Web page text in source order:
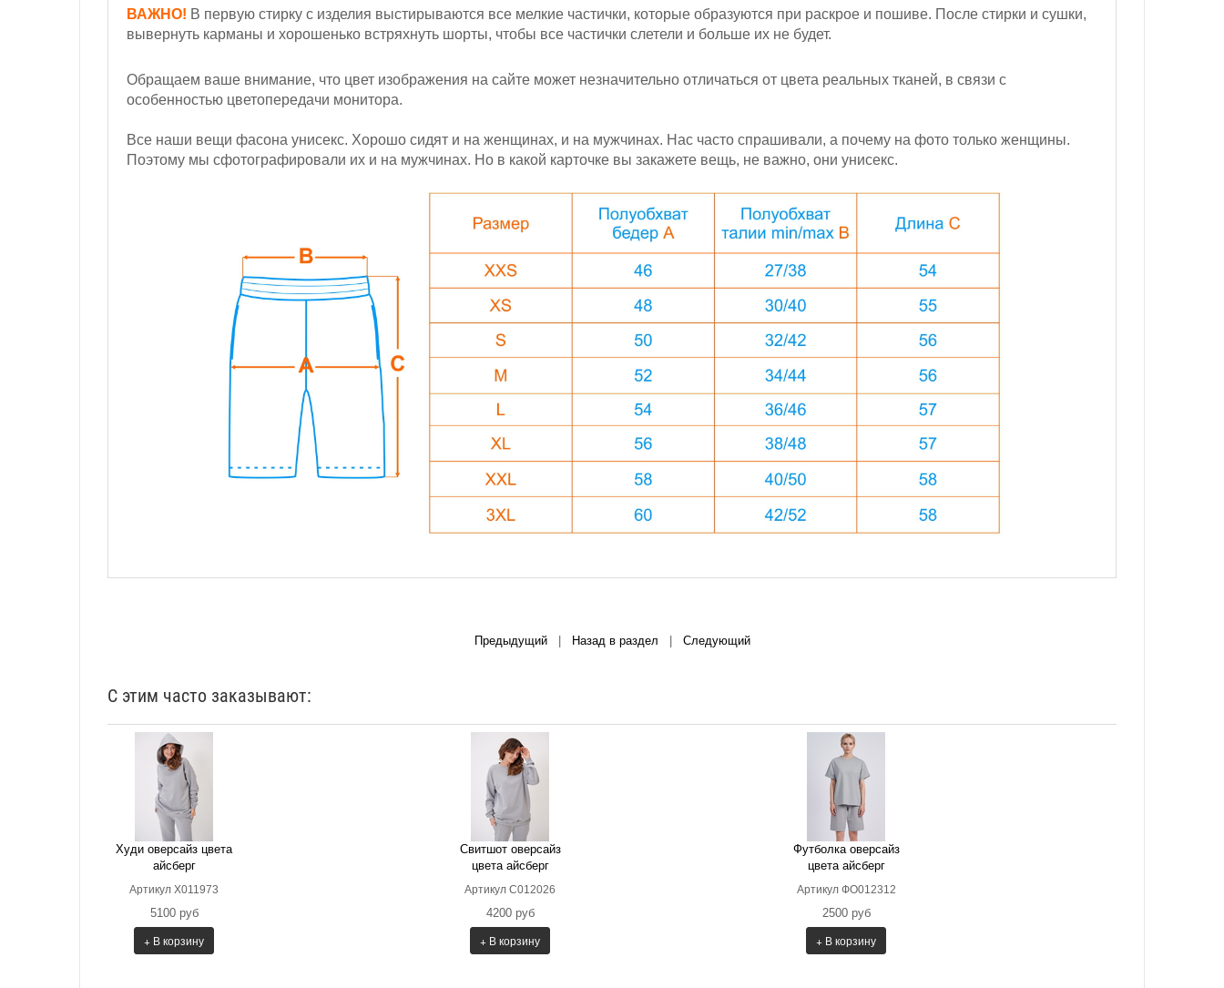
ВАЖНО! В первую стирку с изделия выстирываются все мелкие частички, которые образуются при раскрое и пошиве. После стирки и сушки,
вывернуть карманы и хорошенько встряхнуть шорты, чтобы все частички слетели и больше их не будет.
Обращаем ваше внимание, что цвет изображения на сайте может незначительно отличаться от цвета реальных тканей, в связи с
особенностью цветопередачи монитора.
Все наши вещи фасона унисекс. Хорошо сидят и на женщинах, и на мужчинах. Нас часто спрашивали, а почему на фото только женщины.
Поэтому мы сфотографировали их и на мужчинах. Но в какой карточке вы закажете вещь, не важно, они унисекс.
Предыдущий| Назад в раздел | Следующий
С этим часто заказывают:
Худи оверсайз цвета
айсберг
Артикул Х011973
5100 руб
+ В корзину
Свитшот оверсайз
цвета айсберг
Артикул С012026
4200 руб
+ В корзину
Футболка оверсайз
цвета айсберг
Артикул ФО012312
2500 руб
+ В корзину